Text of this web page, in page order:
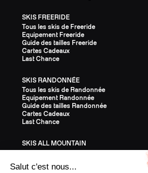
SKIS FREERIDE
Tous les skis de Freeride
Equipement Freeride
Guide des tailles Freeride
Cartes Cadeaux
Last Chance
SKIS RANDONNÉE
Tous les skis de Randonnée
Equipement Randonnée
Guide des tailles Randonnée
Cartes Cadeaux
Last Chance
SKIS ALL MOUNTAIN
Guide des tailles All Mountain